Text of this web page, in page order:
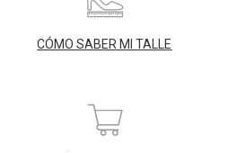
CÓMO SABER MI TALLE